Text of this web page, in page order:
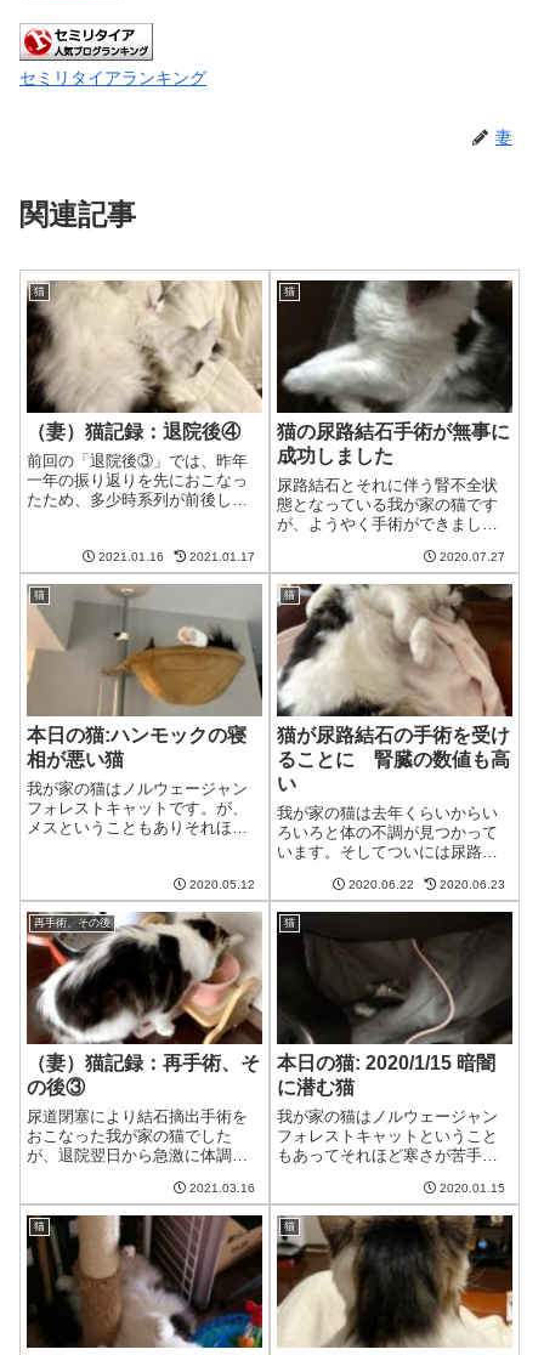
セミリタイアランキング
妻
関連記事
猫
（妻）猫記録：退院後④
前回の「退院後③」では、昨年
一年の振り返りを先におこなっ
たため、多少時系列が前後して
ます。経過観察尿管結石の摘出
手術後、無事に抜糸も終えて、
ようやく食欲も体力も戻ってき
た我が家の猫。今...
2021.01.16 2021.01.17
猫
猫の尿路結石手術が無事に
成功しました
尿路結石とそれに伴う腎不全状
態となっている我が家の猫です
が、ようやく手術ができまし
いい状態です。腎臓が萎縮して
いて長らく手術ができなかった
猫そもそも我が家の猫が手術を
受けることになったのは6月終わ
りのこと。そこか...
2020.07.27
猫
本日の猫:ハンモックの寝
相が悪い猫
我が家の猫はノルウェージャン
フォレストキャットです。が、
メスということもありそれほど
い。。。お嬢様なのに。足がハ
ンモックからはみ出る猫猫今日
も朝から眠いわね。ハンモック
で寝るわね。夫足が...
2020.05.12
猫
猫が尿路結石の手術を受け
ることに 腎臓の数値も高
い
我が家の猫は去年くらいからい
ろいろと体の不調が見つかって
います。そしてついには尿路結
した。腎臓の数値も高くて心配
です。クレアチニンが8.25、
BUNが111.2に病院に言った理由
は高カルシウム血症の定期検査
のため...
2020.06.22 2020.06.23
再手術、その後
（妻）猫記録：再手術、そ
の後③
尿道閉塞により結石摘出手術を
おこなった我が家の猫でした
が、退院翌日から急激に体調が
れない」「吐き続ける」「下痢
が続く」といった症状が続く
中、やむなくウェットご飯や流
動食の強制給餌を始めるも、な
かなかうまく行きませ...
2021.03.16
猫
本日の猫: 2020/1/15 暗闇
に潜む猫
我が家の猫はノルウェージャン
フォレストキャットということ
もあってそれほど寒さが苦手で
好きです。さらにオットマンを
使って猫用こたつを作ってやる
といそいそと潜り込みます。中
をのぞくと光る眼が…!!猫用こた
つが暖かくて...
2020.01.15
猫 猫